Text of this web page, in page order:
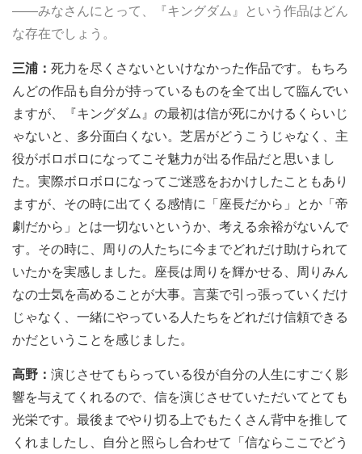
――みなさんにとって、『キングダム』という作品はどん
な存在でしょう。
三浦： 死力を尽くさないといけなかった作品です。もちろ
んどの作品も自分が持っているものを全て出して臨んでい
ますが、『キングダム』の最初は信が死にかけるくらいじ
ゃないと、多分面白くない。芝居がどうこうじゃなく、主
役がボロボロになってこそ魅力が出る作品だと思いまし
た。実際ボロボロになってご迷惑をおかけしたこともあり
ますが、その時に出てくる感情に「座長だから」とか「帝
劇だから」とは一切ないというか、考える余裕がないんで
す。その時に、周りの人たちに今までどれだけ助けられて
いたかを実感しました。座長は周りを輝かせる、周りみん
なの士気を高めることが大事。言葉で引っ張っていくだけ
じゃなく、一緒にやっている人たちをどれだけ信頼できる
かだということを感じました。
高野： 演じさせてもらっている役が自分の人生にすごく影
響を与えてくれるので、信を演じさせていただいてとても
光栄です。最後までやり切る上でもたくさん背中を推して
くれましたし、自分と照らし合わせて「信ならここでどう